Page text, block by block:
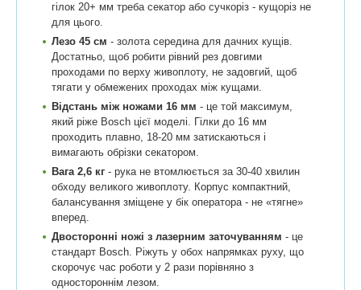
гілок 20+ мм треба секатор або сучкоріз - кущоріз не
для цього.
Лезо 45 см - золота середина для дачних кущів.
Достатньо, щоб робити рівний рез довгими
проходами по верху живоплоту, не задовгий, щоб
тягати у обмежених проходах між кущами.
Відстань між ножами 16 мм - це той максимум,
який ріже Bosch цієї моделі. Гілки до 16 мм
проходить плавно, 18-20 мм затискаються і
вимагають обрізки секатором.
Вага 2,6 кг - рука не втомлюється за 30-40 хвилин
обходу великого живоплоту. Корпус компактний,
балансування зміщене у бік оператора - не «тягне»
вперед.
Двосторонні ножі з лазерним заточуванням - це
стандарт Bosch. Ріжуть у обох напрямках руху, що
скорочує час роботи у 2 рази порівняно з
одностороннім лезом.